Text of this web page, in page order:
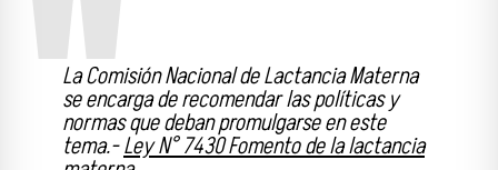
La Comisión Nacional de Lactancia Materna
se encarga de recomendar las políticas y
normas que deban promulgarse en este
tema.-Ley N° 7430 Fomento de la lactancia